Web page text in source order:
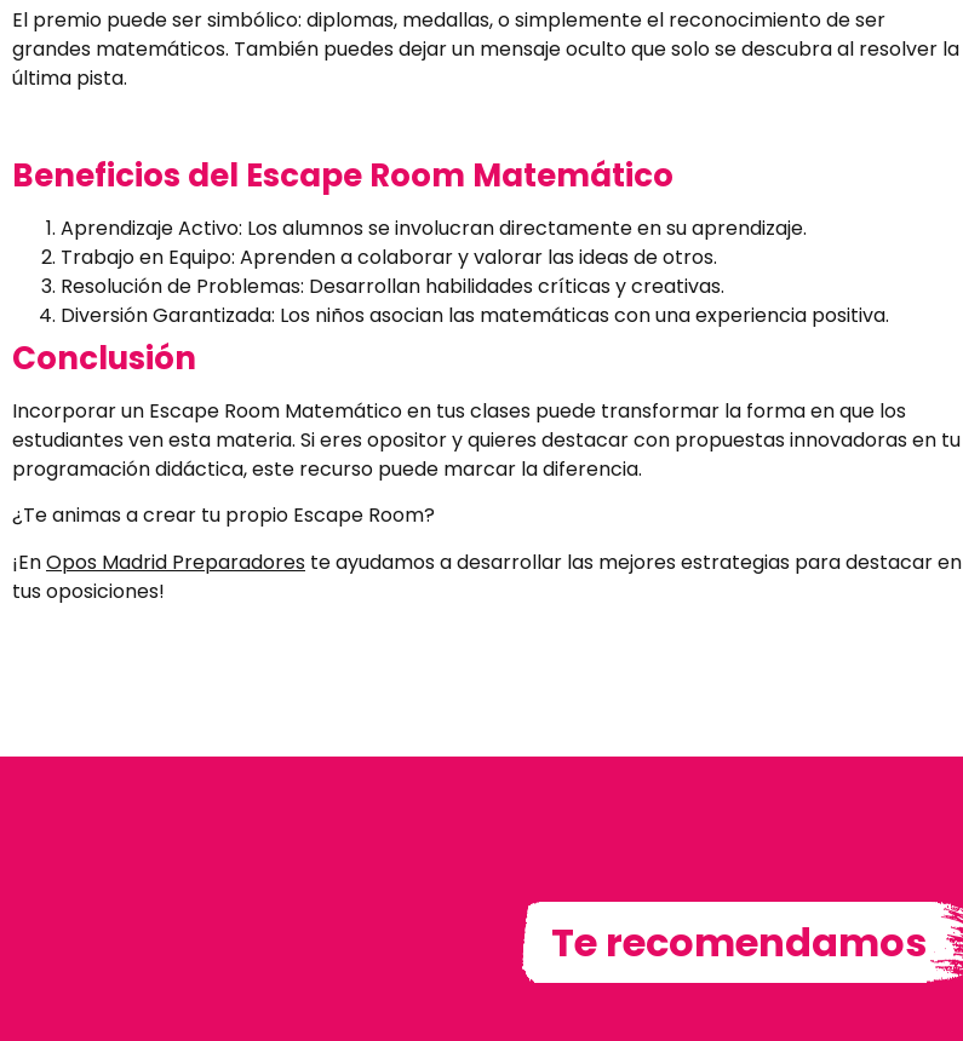
El premio puede ser simbólico: diplomas, medallas, o simplemente el reconocimiento de ser
grandes matemáticos. También puedes dejar un mensaje oculto que solo se descubra al resolver la
última pista.
Beneficios del Escape Room Matemático
Aprendizaje Activo: Los alumnos se involucran directamente en su aprendizaje.
Trabajo en Equipo: Aprenden a colaborar y valorar las ideas de otros.
Resolución de Problemas: Desarrollan habilidades críticas y creativas.
Diversión Garantizada: Los niños asocian las matemáticas con una experiencia positiva.
Conclusión
Incorporar un Escape Room Matemático en tus clases puede transformar la forma en que los
estudiantes ven esta materia. Si eres opositor y quieres destacar con propuestas innovadoras en tu
programación didáctica, este recurso puede marcar la diferencia.
¿Te animas a crear tu propio Escape Room?
¡EnOpos Madrid Preparadores te ayudamos a desarrollar las mejores estrategias para destacar en
tus oposiciones!
Te recomendamos